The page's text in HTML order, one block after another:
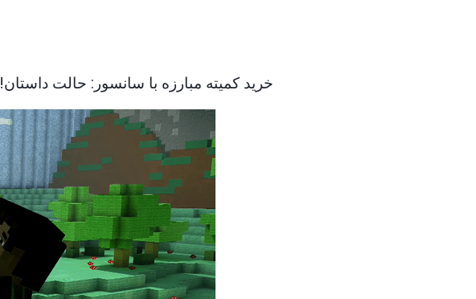
خرید کمیته مبارزه با سانسور: حالت داستان!